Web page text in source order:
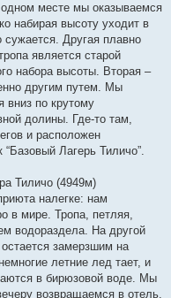
месте мы оказываемся
набирая высоту уходит в
сужается. Другая плавно
является старой
набора высоты. Вторая –
другим путем. Мы
вниз по крутому
долины. Где-то там,
и расположен
Лагерь Тиличо”.
Тиличо (4949м)
налегке: нам
в мире. Тропа, петляя,
водораздела. На другой
замерзшим на
летние лед тает, и
в бирюзовой воде. Мы
возвращаемся в отель.